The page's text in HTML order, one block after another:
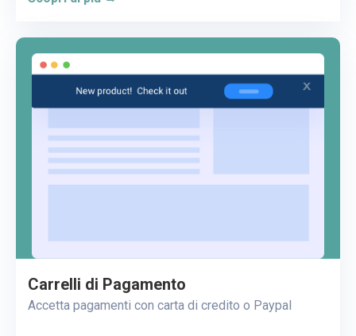
Carrelli di Pagamento
Accetta pagamenti con carta di credito o Paypal